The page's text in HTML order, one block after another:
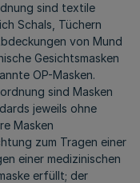
sind textile
Schals, Tüchern
von Mund
Gesichtsmasken
OP-Masken.
sind Masken
jeweils ohne
Masken
zum Tragen einer
einer medizinischen
erfüllt; der